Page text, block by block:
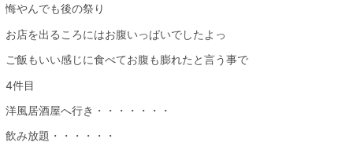
悔やんでも後の祭り
お店を出るころにはお腹いっぱいでしたよっ
ご飯もいい感じに食べてお腹も膨れたと言う事で
4件目
洋風居酒屋へ行き・・・・・・・
飲み放題・・・・・・